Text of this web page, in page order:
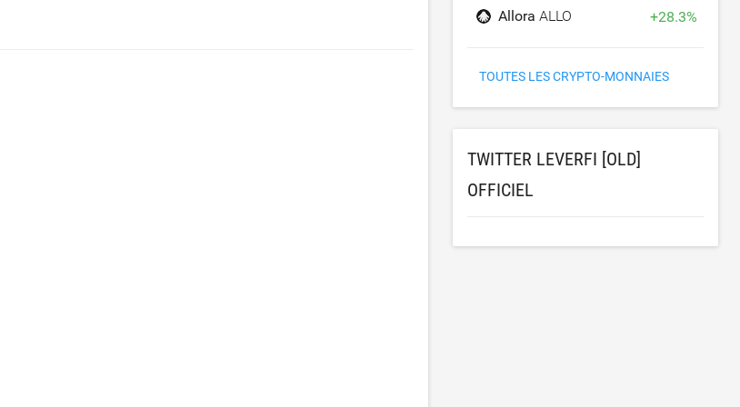
AlloraALLO +28.3%
TOUTES LES CRYPTO-MONNAIES
TWITTER LEVERFI [OLD]
OFFICIEL